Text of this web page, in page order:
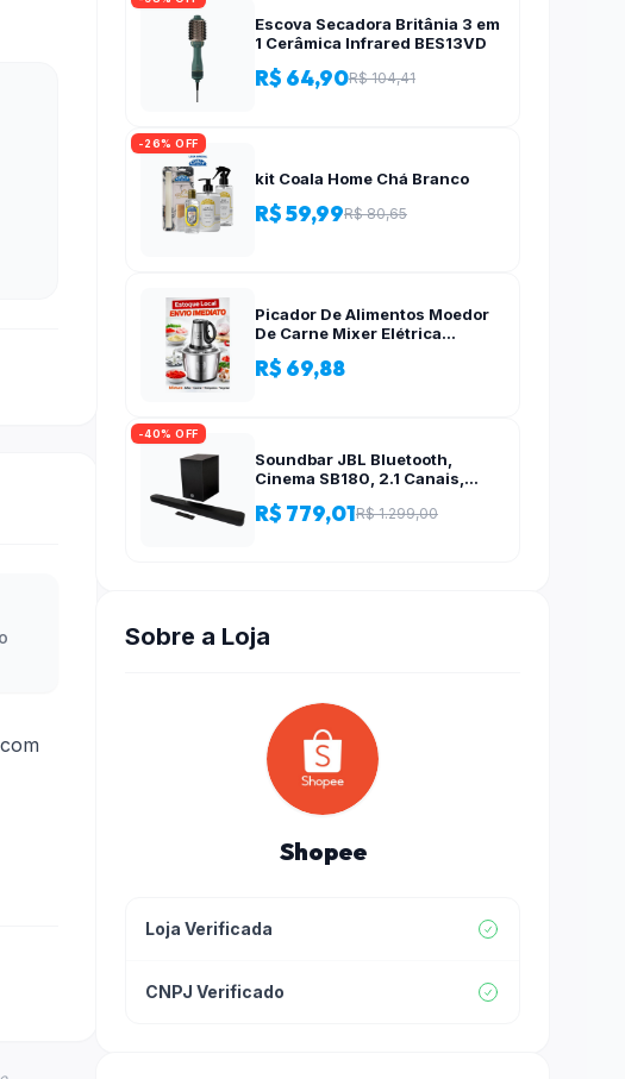
Escova Secadora Britânia 3 em
1 Cerâmica Infrared BES13VD
R$ 64,90R$ 104,41
-26% OFF
kit Coala Home Chá Branco
R$ 59,99R$ 80,65
Picador De Alimentos Moedor
De Carne Mixer Elétrica
Alho – 110v-220v
R$ 69,88
-40% OFF
Soundbar JBL Bluetooth,
Cinema SB180, 2.1 Canais,
110W RMS
R$ 779,01R$ 1.299,00
Sobre a Loja
Shopee
Loja Verificada
CNPJ Verificado